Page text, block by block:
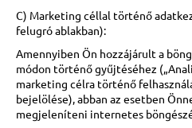
C) Marketing céllal történő
felugró ablakban):
Amennyiben Ön hozzájárult a
módon történő gyűjtéséhez
marketing célra történő
bejelölése), abban az esetben
megjeleníteni internetes